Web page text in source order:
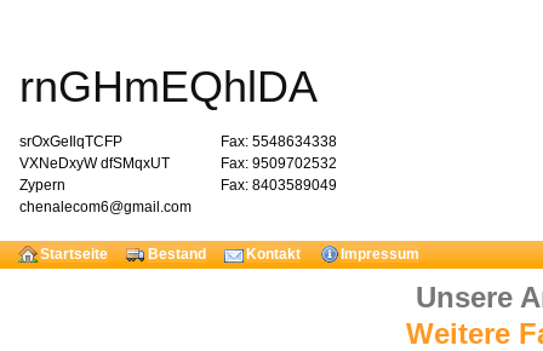
rnGHmEQhlDA
srOxGeIlqTCFP
VXNeDxyW dfSMqxUT
Zypern
chenalecom6@gmail.com
Fax: 5548634338
Fax: 9509702532
Fax: 8403589049
Startseite Bestand Kontakt Impressum
Unsere
Weitere